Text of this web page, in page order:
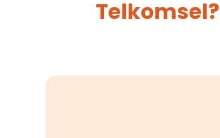
Telkomsel?